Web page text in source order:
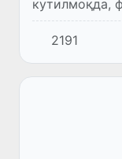
кутилмоқда,
Фарғона
ярмида
ёмғир ёғиши,
2191